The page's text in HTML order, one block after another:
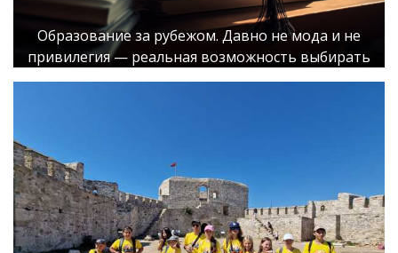
Образование за рубежом. Давно не мода и не
привилегия — реальная возможность выбирать